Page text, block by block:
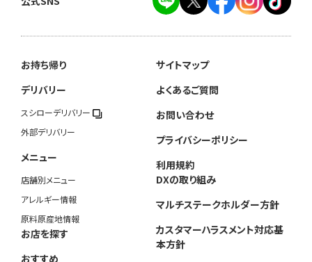
お持ち帰り
デリバリー
スシローデリバリー
外部デリバリー
メニュー
店舗別メニュー
アレルギー情報
原料原産地情報
お店を探す
おすすめ
サイトマップ
よくあるご質問
お問い合わせ
プライバシーポリシー
利用規約
DXの取り組み
マルチステークホルダー方針
カスタマーハラスメント対応基
本方針